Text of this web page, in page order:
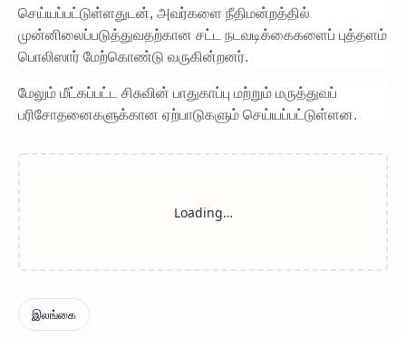
செய்யப்பட்டுள்ளதுடன், அவர்களை நீதிமன்றத்தில்
முன்னிலைப்படுத்துவதற்கான சட்ட நடவடிக்கைகளைப் புத்தளம்
பொலிஸார் மேற்கொண்டு வருகின்றனர்.
மேலும் மீட்கப்பட்ட சிசுவின் பாதுகாப்பு மற்றும் மருத்துவப்
பரிசோதனைகளுக்கான ஏற்பாடுகளும் செய்யப்பட்டுள்ளன.